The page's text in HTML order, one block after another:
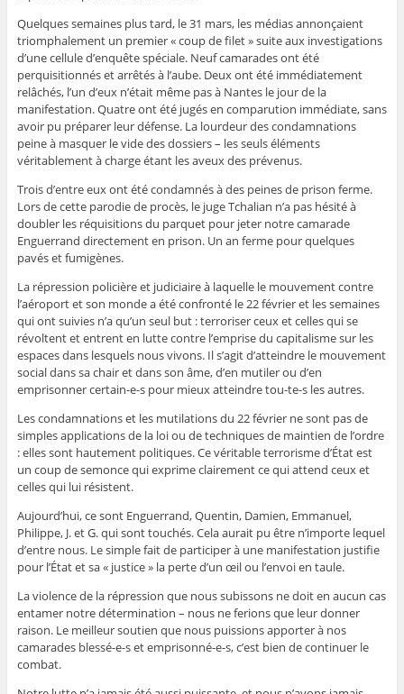
Quelques semaines plus tard, le 31 mars, les médias annonçaient
triomphalement un premier « coup de filet » suite aux investigations
d’une cellule d’enquête spéciale. Neuf camarades ont été
perquisitionnés et arrêtés à l’aube. Deux ont été immédiatement
relâchés, l’un d’eux n’était même pas à Nantes le jour de la
manifestation. Quatre ont été jugés en comparution immédiate, sans
avoir pu préparer leur défense. La lourdeur des condamnations
peine à masquer le vide des dossiers – les seuls éléments
véritablement à charge étant les aveux des prévenus.
Trois d’entre eux ont été condamnés à des peines de prison ferme.
Lors de cette parodie de procès, le juge Tchalian n’a pas hésité à
doubler les réquisitions du parquet pour jeter notre camarade
Enguerrand directement en prison. Un an ferme pour quelques
pavés et fumigènes.
La répression policière et judiciaire à laquelle le mouvement contre
l’aéroport et son monde a été confronté le 22 février et les semaines
qui ont suivies n’a qu’un seul but : terroriser ceux et celles qui se
révoltent et entrent en lutte contre l’emprise du capitalisme sur les
espaces dans lesquels nous vivons. Il s’agit d’atteindre le mouvement
social dans sa chair et dans son âme, d’en mutiler ou d’en
emprisonner certain-e-s pour mieux atteindre tou-te-s les autres.
Les condamnations et les mutilations du 22 février ne sont pas de
simples applications de la loi ou de techniques de maintien de l’ordre
: elles sont hautement politiques. Ce véritable terrorisme d’État est
un coup de semonce qui exprime clairement ce qui attend ceux et
celles qui lui résistent.
Aujourd’hui, ce sont Enguerrand, Quentin, Damien, Emmanuel,
Philippe, J. et G. qui sont touchés. Cela aurait pu être n’importe lequel
d’entre nous. Le simple fait de participer à une manifestation justifie
pour l’État et sa « justice » la perte d’un œil ou l’envoi en taule.
La violence de la répression que nous subissons ne doit en aucun cas
entamer notre détermination – nous ne ferions que leur donner
raison. Le meilleur soutien que nous puissions apporter à nos
camarades blessé-e-s et emprisonné-e-s, c’est bien de continuer le
combat.